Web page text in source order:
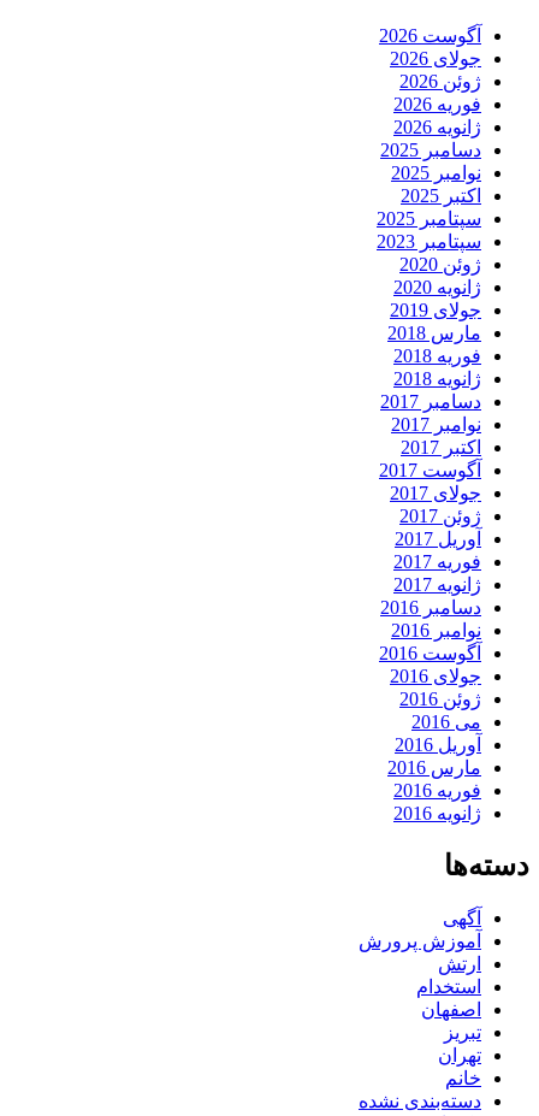
آگوست 2026
جولای 2026
ژوئن 2026
فوریه 2026
ژانویه 2026
دسامبر 2025
نوامبر 2025
اکتبر 2025
سپتامبر 2025
سپتامبر 2023
ژوئن 2020
ژانویه 2020
جولای 2019
مارس 2018
فوریه 2018
ژانویه 2018
دسامبر 2017
نوامبر 2017
اکتبر 2017
آگوست 2017
جولای 2017
ژوئن 2017
آوریل 2017
فوریه 2017
ژانویه 2017
دسامبر 2016
نوامبر 2016
آگوست 2016
جولای 2016
ژوئن 2016
می 2016
آوریل 2016
مارس 2016
فوریه 2016
ژانویه 2016
دسته‌ها
آگهی
آموزش پرورش
ارتش
استخدام
اصفهان
تبریز
تهران
خانم
دسته‌بندی نشده